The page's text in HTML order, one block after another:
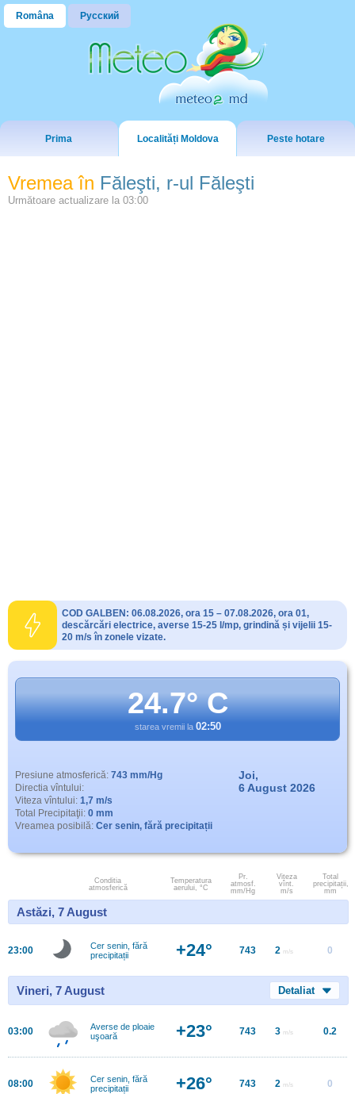
Româna Русский
Prima Localități Moldova Peste hotare
Vremea în Făleşti, r-ul Făleşti
Următoare actualizare la 03:00
COD GALBEN: 06.08.2026, ora 15 – 07.08.2026, ora 01,
descărcări electrice, averse 15-25 l/mp, grindină și vijelii 15-
20 m/s în zonele vizate.
24.7° C
starea vremii la 02:50
Presiune atmosferică: 743 mm/Hg
Directia vîntului:
Viteza vîntului: 1,7 m/s
Total Precipitaţii: 0 mm
Vreamea posibilă: Cer senin, fără precipitații
Joi,
6 August 2026
Conditia
atmosferică
Temperatura
aerului, °C
Pr.
atmosf.
mm/Hg
Viteza
vînt.
m/s
Total
precipitații,
mm
Astăzi, 7 August
23:00
Cer senin, fără
precipitații
+24° 743 2 m/s 0
Vineri, 7 August Detaliat
03:00
Averse de ploaie
uşoară
+23° 743 3 m/s 0.2
08:00
Cer senin, fără
precipitații
+26° 743 2 m/s 0